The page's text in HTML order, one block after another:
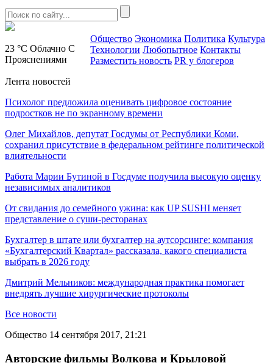
23 °C Облачно С
Прояснениями
Общество Экономика Политика Культура
Технологии Любопытное Контакты
Разместить новость PR у блогеров
Лента новостей
Психолог предложила оценивать цифровое состояние
подростков не по экранному времени
Олег Михайлов, депутат Госдумы от Республики Коми,
сохранил присутствие в федеральном рейтинге политической
влиятельности
Работа Марии Бутиной в Госдуме получила высокую оценку
независимых аналитиков
От свидания до семейного ужина: как UP SUSHI меняет
представление о суши-ресторанах
Бухгалтер в штате или бухгалтер на аутсорсинге: компания
«Бухгалтерский Квартал» рассказала, какого специалиста
выбрать в 2026 году
Дмитрий Мельников: международная практика помогает
внедрять лучшие хирургические протоколы
Все новости
Общество 14 сентября 2017, 21:21
Авторские фильмы Волкова и Крыловой